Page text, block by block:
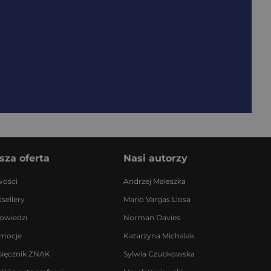
oferta
ZNAK
Nasi autorzy
Andrzej Maleszka
Mario Vargas Llosa
Norman Davies
Katarzyna Michalak
Sylwia Czubkowska